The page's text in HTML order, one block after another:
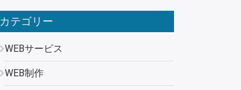
カテゴリー
WEBサービス
WEB制作